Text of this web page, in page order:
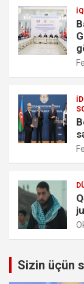
Sizin üçün